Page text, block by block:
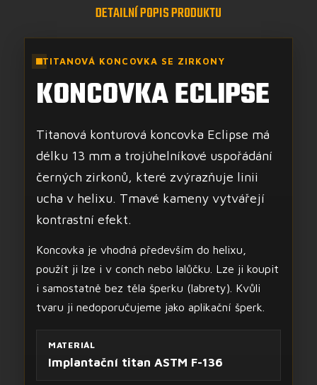
DETAILNÍ POPIS PRODUKTU
TITANOVÁ KONCOVKA SE ZIRKONY
KONCOVKA ECLIPSE
Titanová konturová koncovka Eclipse má
délku 13 mm a trojúhelníkové uspořádání
černých zirkonů, které zvýrazňuje linii
ucha v helixu. Tmavé kameny vytvářejí
kontrastní efekt.
Koncovka je vhodná především do helixu,
použít ji lze i v conch nebo lalůčku. Lze ji koupit
i samostatně bez těla šperku (labrety). Kvůli
tvaru ji nedoporučujeme jako aplikační šperk.
MATERIÁL
Implantační titan ASTM F-136